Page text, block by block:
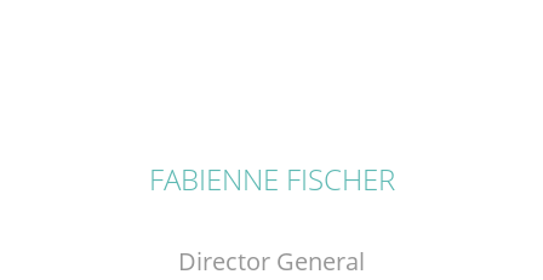
FABIENNE FISCHER
Director General